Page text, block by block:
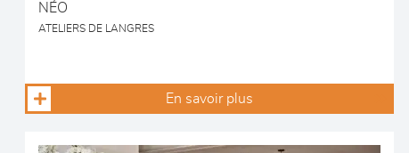
NÉO
ATELIERS DE LANGRES
En savoir plus